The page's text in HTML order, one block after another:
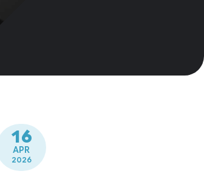
16
APR
2026